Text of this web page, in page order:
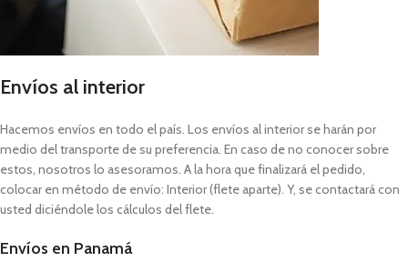
Envíos al interior
Hacemos envíos en todo el país. Los envíos al interior se harán por
medio del transporte de su preferencia. En caso de no conocer sobre
estos, nosotros lo asesoramos. A la hora que finalizará el pedido,
colocar en método de envío: Interior (flete aparte). Y, se contactará con
usted diciéndole los cálculos del flete.
Envíos en Panamá